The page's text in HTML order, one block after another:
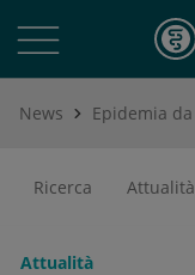
News
Ricerca Attualità
Attualità